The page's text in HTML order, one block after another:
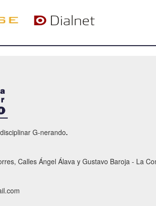
G-nerando.
Calles Ángel Álava y Gustavo Baroja - La